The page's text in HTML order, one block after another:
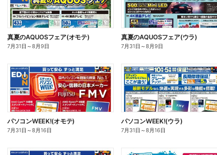
真夏のAQUOSフェア(オモテ)
7月31日 ～8月9日
真夏のAQUOSフェア(ウラ)
7月31日 ～8月9日
パソコンWEEK!(オモテ)
7月31日 ～8月16日
パソコンWEEK!(ウラ)
7月31日 ～8月16日